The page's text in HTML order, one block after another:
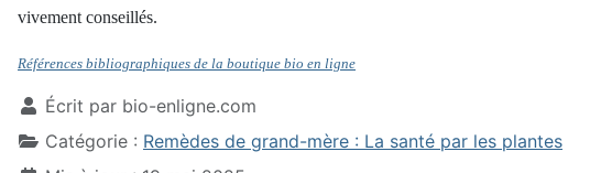
vivement conseillés.
Références bibliographiques de la boutique bio en ligne
Écrit par bio-enligne.com
Catégorie : Remèdes de grand-mère : La santé par les plantes